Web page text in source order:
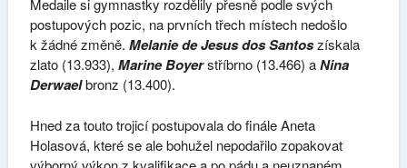
Medaile si gymnastky rozdělily přesně podle svých
postupových pozic, na prvních třech místech nedošlo
k žádné změně. Melanie de Jesus dos Santoszískala
zlato (13.933), Marine Boyerstříbrno (13.466) aNina
Derwaelbronz (13.400).
Hned za touto trojicí postupovala do finále Aneta
Holasová, které se ale bohužel nepodařilo zopakovat